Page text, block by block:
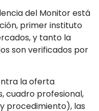
del Monitor está
primer instituto
y tanto la
son verificados por
la oferta
cuadro profesional,
procedimiento), las